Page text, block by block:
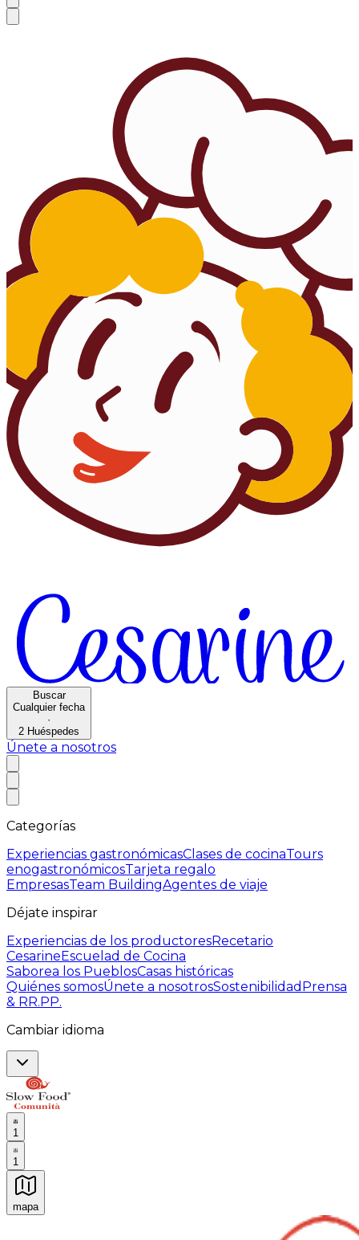
Buscar
Cualquier fecha
·
2 Huéspedes
Únete a nosotros
Categorías
Experiencias gastronómicasClases de cocinaTours
enogastronómicosTarjeta regalo
EmpresasTeam BuildingAgentes de viaje
Déjate inspirar
Experiencias de los productoresRecetario
CesarineEscuelad de Cocina
Saborea los PueblosCasas históricas
Quiénes somosÚnete a nosotrosSostenibilidad Prensa
& RR.PP.
Cambiar idioma
1
1
mapa
Experiencias culinarias inolvidables: Experiencias